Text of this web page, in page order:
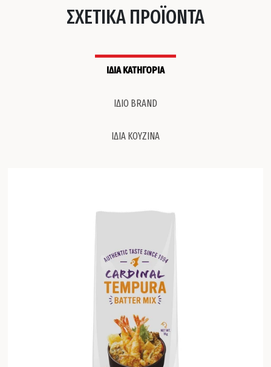
ΣΧΕΤΙΚΑ ΠΡΟΪΟΝΤΑ
ΙΔΙΑ ΚΑΤΗΓΟΡΙΑ
ΙΔΙΟ BRAND
ΙΔΙΑ ΚΟΥΖΙΝΑ